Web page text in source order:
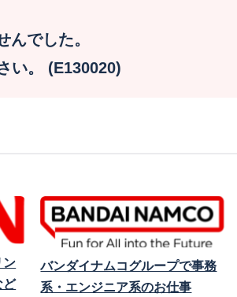
でした。
い。 (E130020)
ン
ど
バンダイナムコグループで事務
系・エンジニア系のお仕事